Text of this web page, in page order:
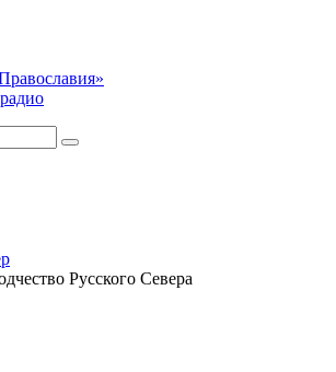
Русского Севера